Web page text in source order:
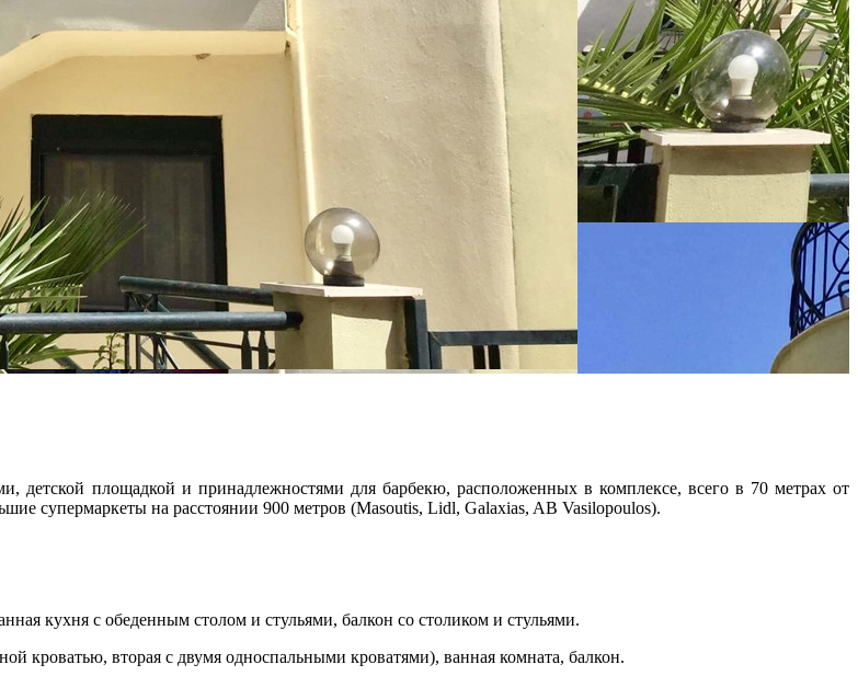
детской площадкой и принадлежностями для барбекю, расположенных в комплексе, всего в 70 метрах от
супермаркеты на расстоянии 900 метров (Masoutis, Lidl, Galaxias, AB Vasilopoulos).
кухня с обеденным столом и стульями, балкон со столиком и стульями.
кроватью, вторая с двумя односпальными кроватями), ванная комната, балкон.